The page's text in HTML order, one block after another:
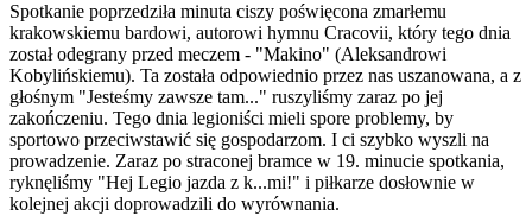
Spotkanie poprzedziła minuta ciszy poświęcona zmarłemu
krakowskiemu bardowi, autorowi hymnu Cracovii, który tego dnia
został odegrany przed meczem - "Makino" (Aleksandrowi
Kobylińskiemu). Ta została odpowiednio przez nas uszanowana, a z
głośnym "Jesteśmy zawsze tam..." ruszyliśmy zaraz po jej
zakończeniu. Tego dnia legioniści mieli spore problemy, by
sportowo przeciwstawić się gospodarzom. I ci szybko wyszli na
prowadzenie. Zaraz po straconej bramce w 19. minucie spotkania,
ryknęliśmy "Hej Legio jazda z k...mi!" i piłkarze dosłownie w
kolejnej akcji doprowadzili do wyrównania.